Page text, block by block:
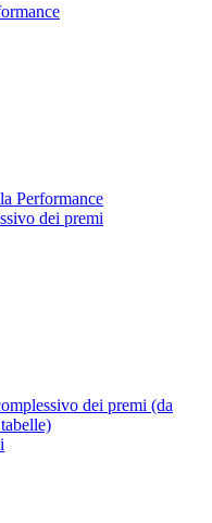
Performance
dei premi
dei premi (da